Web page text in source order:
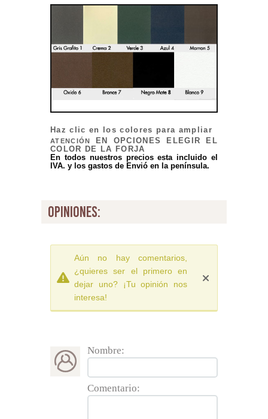
Haz clic en los colores para ampliar
ATENCIÓN
EN OPCIONES ELEGIR EL
COLOR DE LA FORJA
En todos nuestros precios esta incluido el
IVA. y los gastos de Envió en la península.
opiniones:
Aún no hay comentarios,
¿quieres ser el primero en
dejar uno? ¡Tu opinión nos
interesa!
Nombre:
Comentario: